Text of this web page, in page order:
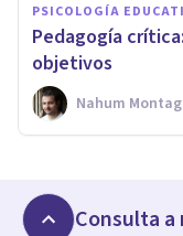
PSICOLOGÍA
Pedagogía
objetivos
Nahum
Consulta